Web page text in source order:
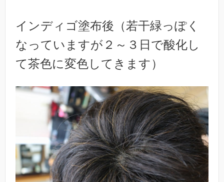
インディゴ塗布後（若干緑っぽく
なっていますが２～３日で酸化し
て茶色に変色してきます）